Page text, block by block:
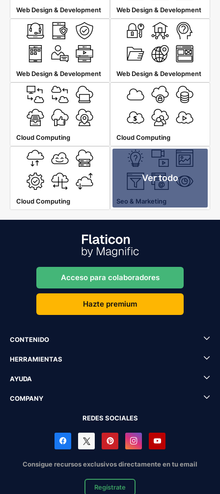
Web Design & Development Web Design & Development
Web Design & Development Web Design & Development
Cloud Computing Cloud Computing
Cloud Computing
Ver todo
Seo & Marketing
Acceso para colaboradores
Hazte premium
CONTENIDO
HERRAMIENTAS
AYUDA
COMPANY
REDES SOCIALES
Consigue recursos exclusivos directamente en tu email
Regístrate